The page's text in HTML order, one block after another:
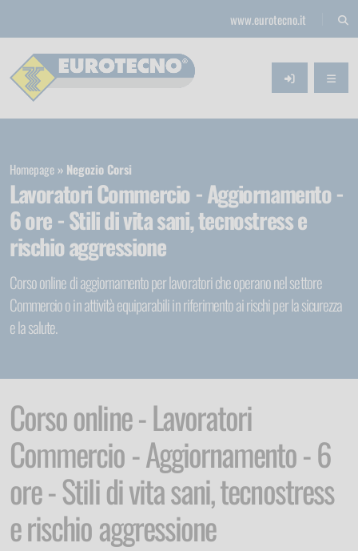
www.eurotecno.it
Lavoratori Commercio - Aggiornamento -
6 ore - Stili di vita sani, tecnostress e
rischio aggressione
Corso online di aggiornamento per lavoratori che operano nel settore
Commercio o in attività equiparabili in riferimento ai rischi per la sicurezza
e la salute.
Homepage Negozio Corsi
Corso online - Lavoratori
Commercio - Aggiornamento - 6
ore - Stili di vita sani, tecnostress
e rischio aggressione